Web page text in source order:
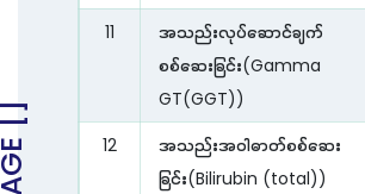
11
အသည်းလုပ်ဆောင်ချက်
စစ်ဆေးခြင်း(Gamma
GT(GGT))
12
အသည်းအဝါဓာတ်စစ်ဆေး
ခြင်း(Bilirubin (total))